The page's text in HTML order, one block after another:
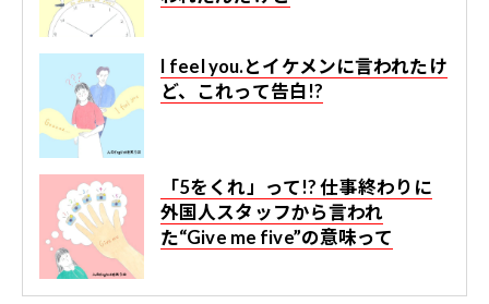
I feel you.とイケメンに言われたけ
ど、これって告白!?
「5をくれ」って!? 仕事終わりに
外国人スタッフから言われ
た“Give me five”の意味って